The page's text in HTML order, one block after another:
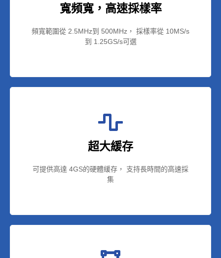
寬頻寬，高速採樣率
頻寬範圍從 2.5MHz到 500MHz， 採樣率從 10MS/s
到 1.25GS/s可選
超大緩存
可提供高達 4GS的硬體緩存， 支持長時間的高速採
集